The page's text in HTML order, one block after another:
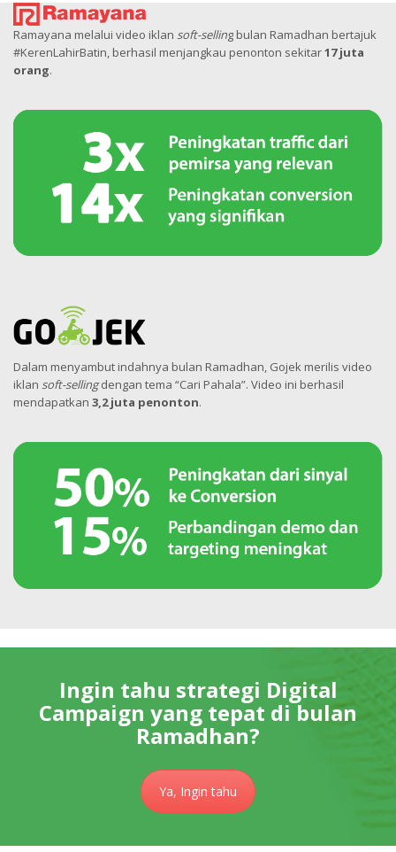
Ramayana melalui video iklan soft-selling bulan Ramadhan bertajuk
#KerenLahirBatin, berhasil menjangkau penonton sekitar17 juta
orang.
Dalam menyambut indahnya bulan Ramadhan, Gojek merilis video
iklan soft-sellingdengan tema “Cari Pahala”. Video ini berhasil
mendapatkan 3,2 juta penonton.
Ingin tahu strategi Digital
Campaign yang tepat di bulan
Ramadhan?
Ya, Ingin tahu